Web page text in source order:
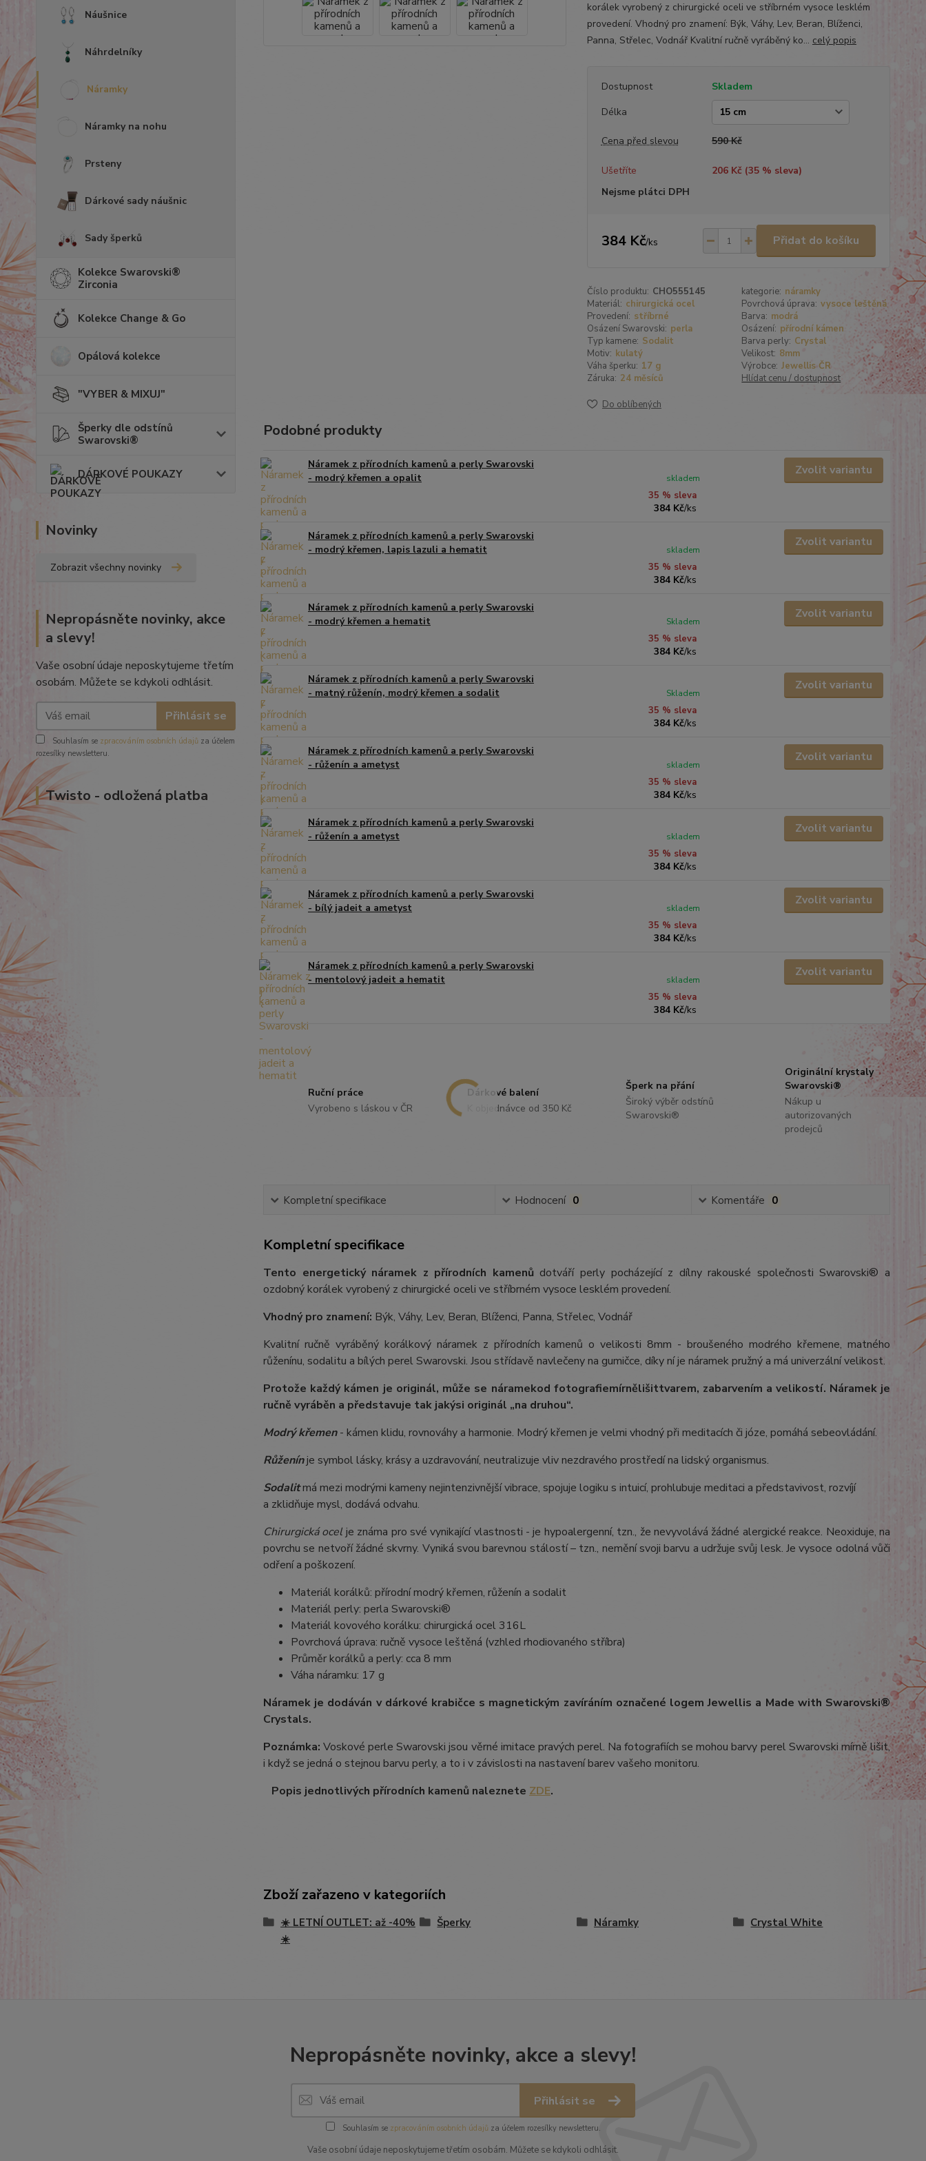
Náušnice
Náhrdelníky
Náramky
Náramky na nohu
Prsteny
Dárkové sady náušnic
Sady šperků
Kolekce Swarovski®
Zirconia
Kolekce Change & Go
Opálová kolekce
"VYBER & MIXUJ"
Šperky dle odstínů
Swarovski®
DÁRKOVÉ POUKAZY
Novinky
Zobrazit všechny novinky
Nepropásněte novinky, akce
a slevy!
Vaše osobní údaje neposkytujeme třetím
osobám. Můžete se kdykoli odhlásit.
Přihlásit se
Souhlasím se zpracováním osobních údajů za účelem
rozesílky newsletteru.
Twisto - odložená platba
korálek vyrobený z chirurgické oceli ve stříbrném vysoce lesklém
provedení. Vhodný pro znamení: Býk, Váhy, Lev, Beran, Blíženci,
Panna, Střelec, Vodnář Kvalitní ručně vyráběný ko... celý popis
Dostupnost
Skladem
Délka
Cena před slevou 590 Kč
Ušetříte 206 Kč (35% sleva)
Nejsme plátci DPH
384 Kč/ks Přidat do košíku
Číslo produktu: CHO555145 kategorie: náramky
Materiál: chirurgická ocel Povrchová úprava: vysoce leštěná
Provedení: stříbrné Barva: modrá
Osázení Swarovski: perla Osázení: přírodní kámen
Typ kamene: Sodalit Barva perly: Crystal
Motiv: kulatý Velikost: 8mm
Váha šperku: 17 g Výrobce: Jewellis ČR
Záruka: 24 měsíců Hlídat cenu / dostupnost
Do oblíbených
Podobné produkty
Náramek z přírodních kamenů a perly Swarovski
- modrý křemen a opalit
35 % sleva
384 Kč/ks
skladem
Zvolit variantu
Náramek z přírodních kamenů a perly Swarovski
- modrý křemen, lapis lazuli a hematit
35 % sleva
384 Kč/ks
skladem
Zvolit variantu
Náramek z přírodních kamenů a perly Swarovski
- modrý křemen a hematit
35 % sleva
384 Kč/ks
Skladem
Zvolit variantu
Náramek z přírodních kamenů a perly Swarovski
- matný růženín, modrý křemen a sodalit
35 % sleva
384 Kč/ks
Skladem
Zvolit variantu
Náramek z přírodních kamenů a perly Swarovski
- růženín a ametyst
35 % sleva
384 Kč/ks
skladem
Zvolit variantu
Náramek z přírodních kamenů a perly Swarovski
- růženín a ametyst
35 % sleva
384 Kč/ks
skladem
Zvolit variantu
Náramek z přírodních kamenů a perly Swarovski
- bílý jadeit a ametyst
35 % sleva
384 Kč/ks
skladem
Zvolit variantu
Náramek z přírodních kamenů a perly Swarovski
- mentolový jadeit a hematit
35 % sleva
384 Kč/ks
skladem
Zvolit variantu
Ruční práce
Vyrobeno s láskou v ČR
Dárkové balení
K objednávce od 350 Kč
Šperk na přání
Široký výběr odstínů
Swarovski®
Originální krystaly
Swarovski®
Nákup u
autorizovaných
prodejců
Kompletní specifikace Hodnocení 0 Komentáře 0
Kompletní specifikace
Tento energetický náramek z přírodních kamenů dotváří perly pocházející z dílny rakouské společnosti Swarovski® a
ozdobný korálek vyrobený z chirurgické oceli ve stříbrném vysoce lesklém provedení.
Vhodný pro znamení: Býk, Váhy, Lev, Beran, Blíženci, Panna, Střelec, Vodnář
Kvalitní ručně vyráběný korálkový náramek z přírodních kamenů o velikosti 8mm - broušeného modrého křemene, matného
růženínu, sodalitu a bílých perel Swarovski. Jsou střídavě navlečeny na gumičce, díky ní je náramek pružný a má univerzální velikost.
Protože každý kámen je originál, může se náramekod fotografiemírnělišittvarem, zabarvením a velikostí. Náramek je
ručně vyráběn a představuje tak jakýsi originál „na druhou“.
Modrý křemen- kámen klidu, rovnováhy a harmonie. Modrý křemen je velmi vhodný při meditacích či józe, pomáhá sebeovládání.
Růženínje symbol lásky, krásy a uzdravování, neutralizuje vliv nezdravého prostředí na lidský organismus.
Sodalitmá mezi modrými kameny nejintenzivnější vibrace, spojuje logiku s intuicí, prohlubuje meditaci a představivost, rozvíjí
a zklidňuje mysl, dodává odvahu.
Chirurgická ocel je známa pro své vynikající vlastnosti - je hypoalergenní, tzn., že nevyvolává žádné alergické reakce. Neoxiduje, na
povrchu se netvoří žádné skvrny. Vyniká svou barevnou stálostí – tzn., nemění svoji barvu a udržuje svůj lesk. Je vysoce odolná vůči
odření a poškození.
Materiál korálků: přírodní modrý křemen, růženín a sodalit
Materiál perly: perla Swarovski®
Materiál kovového korálku: chirurgická ocel 316L
Povrchová úprava: ručně vysoce leštěná (vzhled rhodiovaného stříbra)
Průměr korálků a perly: cca 8 mm
Váha náramku: 17 g
Náramek je dodáván v dárkové krabičce s magnetickým zavíráním označené logem Jewellis a Made with Swarovski®
Crystals.
Poznámka: Voskové perle Swarovski jsou věrné imitace pravých perel. Na fotografiích se mohou barvy perel Swarovski mírně lišit,
i když se jedná o stejnou barvu perly, a to i v závislosti na nastavení barev vašeho monitoru.
Popis jednotlivých přírodních kamenů naleznete ZDE.
Zboží zařazeno v kategoriích
☀️ LETNÍ OUTLET: až -40%
☀️
Šperky Náramky Crystal White
Nepropásněte novinky, akce a slevy!
Přihlásit se
Souhlasím se zpracováním osobních údajů za účelem rozesílky newsletteru.
Vaše osobní údaje neposkytujeme třetím osobám. Můžete se kdykoli odhlásit.